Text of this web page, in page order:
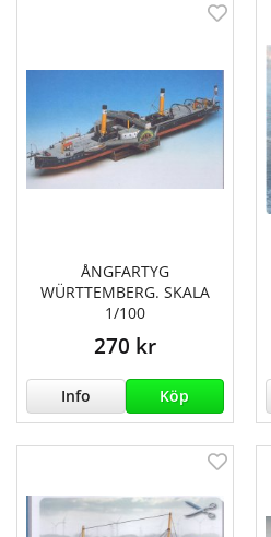
ÅNGFARTYG
WÜRTTEMBERG. SKALA
1/100
270 kr
Info Köp